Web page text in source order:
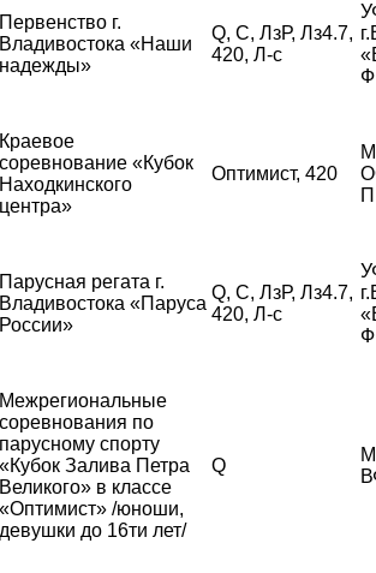
Первенство г.
Владивостока «Наши
надежды»
Q, С, ЛзР, Лз4.7,
420, Л-с
Краевое
соревнование «Кубок
Находкинского
центра»
Оптимист, 420
Парусная регата г.
Владивостока «Паруса
России»
Q, С, ЛзР, Лз4.7,
420, Л-с
Межрегиональные
соревнования по
парусному спорту
«Кубок Залива Петра
Великого» в классе
«Оптимист» /юноши,
девушки до 16ти лет/
Q